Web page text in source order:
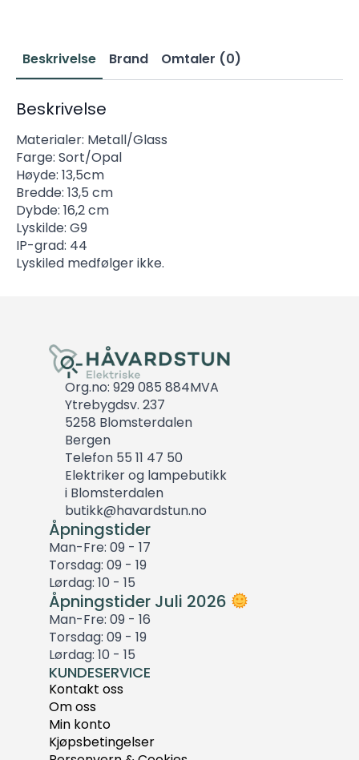
Beskrivelse Brand Omtaler (0)
Beskrivelse
Materialer: Metall/Glass
Farge: Sort/Opal
Høyde: 13,5cm
Bredde: 13,5 cm
Dybde: 16,2 cm
Lyskilde: G9
IP-grad: 44
Lyskiled medfølger ikke.
Org.no: 929 085 884MVA
Ytrebygdsv. 237
5258 Blomsterdalen
Bergen
Telefon 55 11 47 50
Elektriker og lampebutikk
i Blomsterdalen
butikk@havardstun.no
Åpningstider
Man-Fre: 09 - 17
Torsdag: 09 - 19
Lørdag: 10 - 15
Åpningstider Juli 2026
Man-Fre: 09 - 16
Torsdag: 09 - 19
Lørdag: 10 - 15
KUNDESERVICE
Kontakt oss
Om oss
Min konto
Kjøpsbetingelser